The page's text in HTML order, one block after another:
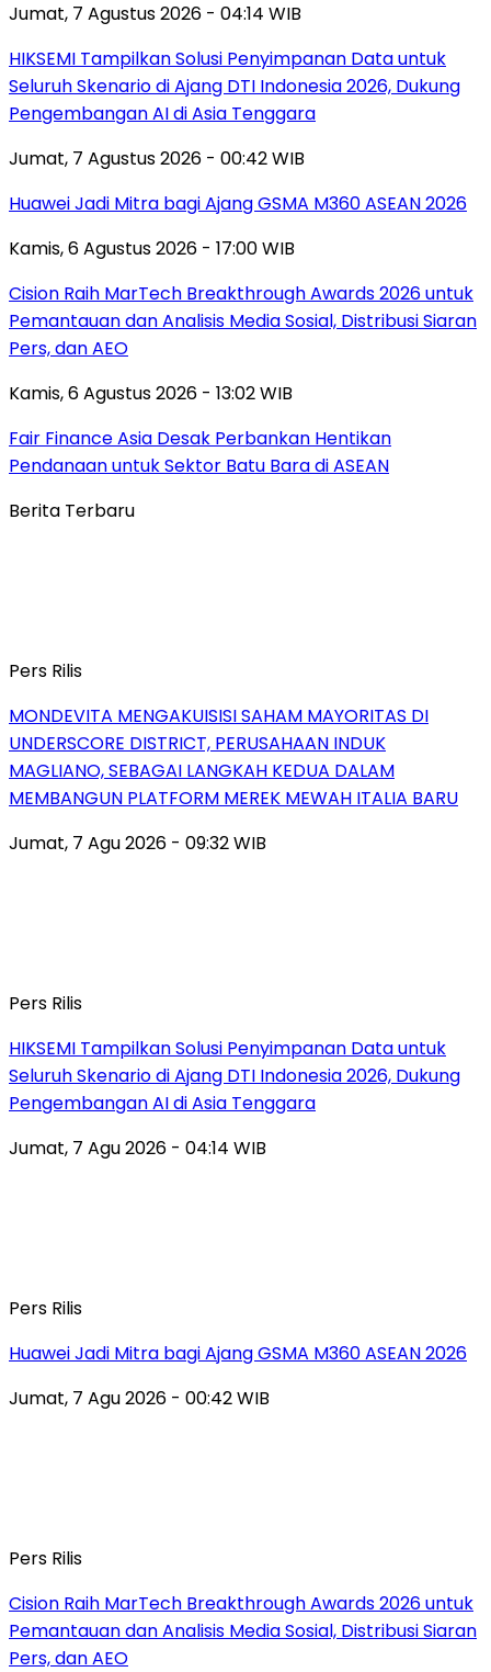
Jumat, 7 Agustus 2026 - 04:14 WIB
HIKSEMI Tampilkan Solusi Penyimpanan Data untuk
Seluruh Skenario di Ajang DTI Indonesia 2026, Dukung
Pengembangan AI di Asia Tenggara
Jumat, 7 Agustus 2026 - 00:42 WIB
Huawei Jadi Mitra bagi Ajang GSMA M360 ASEAN 2026
Kamis, 6 Agustus 2026 - 17:00 WIB
Cision Raih MarTech Breakthrough Awards 2026 untuk
Pemantauan dan Analisis Media Sosial, Distribusi Siaran
Pers, dan AEO
Kamis, 6 Agustus 2026 - 13:02 WIB
Fair Finance Asia Desak Perbankan Hentikan
Pendanaan untuk Sektor Batu Bara di ASEAN
Berita Terbaru
Pers Rilis
MONDEVITA MENGAKUISISI SAHAM MAYORITAS DI
UNDERSCORE DISTRICT, PERUSAHAAN INDUK
MAGLIANO, SEBAGAI LANGKAH KEDUA DALAM
MEMBANGUN PLATFORM MEREK MEWAH ITALIA BARU
Jumat, 7 Agu 2026 - 09:32 WIB
Pers Rilis
HIKSEMI Tampilkan Solusi Penyimpanan Data untuk
Seluruh Skenario di Ajang DTI Indonesia 2026, Dukung
Pengembangan AI di Asia Tenggara
Jumat, 7 Agu 2026 - 04:14 WIB
Pers Rilis
Huawei Jadi Mitra bagi Ajang GSMA M360 ASEAN 2026
Jumat, 7 Agu 2026 - 00:42 WIB
Pers Rilis
Cision Raih MarTech Breakthrough Awards 2026 untuk
Pemantauan dan Analisis Media Sosial, Distribusi Siaran
Pers, dan AEO